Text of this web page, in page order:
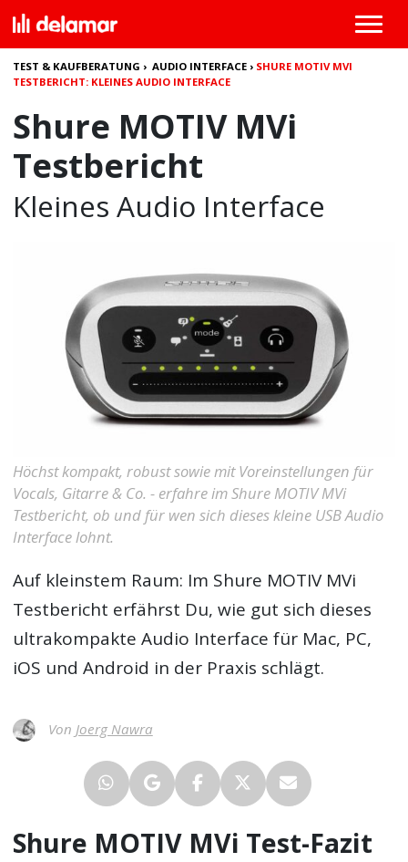
TEST & KAUFBERATUNG ›AUDIO INTERFACE › SHURE MOTIV MVI
TESTBERICHT: KLEINES AUDIO INTERFACE
Shure MOTIV MVi
Testbericht
Kleines Audio Interface
Höchst kompakt, robust sowie mit Voreinstellungen für
Vocals, Gitarre & Co. - erfahre im Shure MOTIV MVi
Testbericht, ob und für wen sich dieses kleine USB Audio
Interface lohnt.
Auf kleinstem Raum: Im Shure MOTIV MVi
Testbericht erfährst Du, wie gut sich dieses
ultrakompakte Audio Interface für Mac, PC,
iOS und Android in der Praxis schlägt.
Von Joerg Nawra
Shure MOTIV MVi Test-Fazit